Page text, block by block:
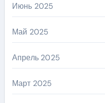
Июнь 2025
Май 2025
Апрель 2025
Март 2025